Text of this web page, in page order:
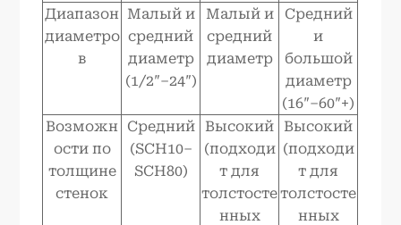
Диапазон
диаметро
в
Малый и
средний
диаметр
(1/2″–24″)
Малый и
средний
диаметр
Средний
и
большой
диаметр
(16″–60″+)
Возможн
ости по
толщине
стенок
Средний
(SCH10–
SCH80)
Высокий
(подходи
т для
толстосте
нных
Высокий
(подходи
т для
толстосте
нных